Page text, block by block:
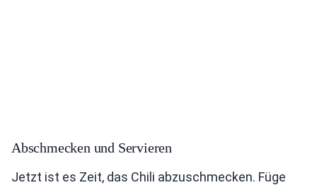
Abschmecken und Servieren
Jetzt ist es Zeit, das Chili abzuschmecken. Füge